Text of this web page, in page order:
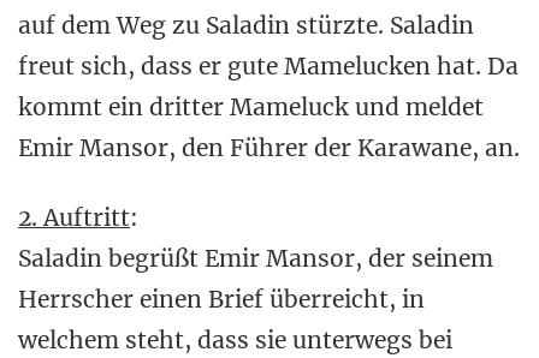
auf dem Weg zu Saladin stürzte. Saladin
freut sich, dass er gute Mamelucken hat. Da
kommt ein dritter Mameluck und meldet
Emir Mansor, den Führer der Karawane, an.
2. Auftritt:
Saladin begrüßt Emir Mansor, der seinem
Herrscher einen Brief überreicht, in
welchem steht, dass sie unterwegs bei